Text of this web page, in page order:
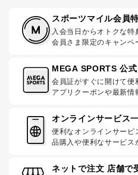
スポーツマイル会員
入会当日からオトクな特
会員さま限定のキャンペ
MEGA SPORTS 公式
会員証がすぐに開けて便
アプリクーポンや最新情
オンラインサービス
便利なオンラインサー
品購入や便利なサービス
ネットで注文 店舗で